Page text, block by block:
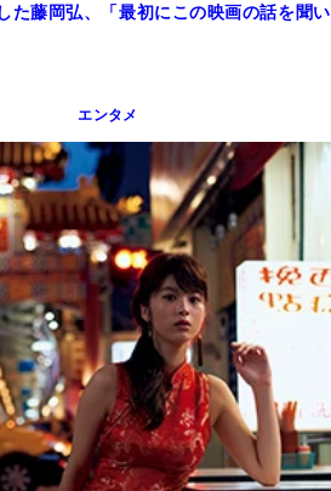
た藤岡弘、「最初にこの映画の話を聞い
エンタメ